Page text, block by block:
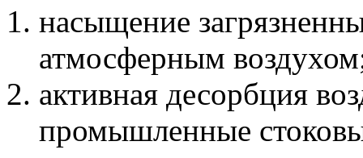
насыщение
атмосферным
активная десорбция
промышленные